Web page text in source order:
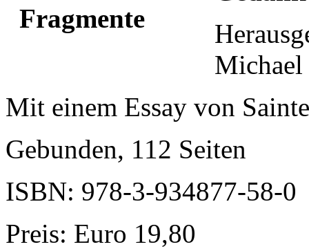
Mit einem Essay von
Gebunden, 112 Seiten
ISBN: 978-3-934877-58-0
Preis: Euro 19,80